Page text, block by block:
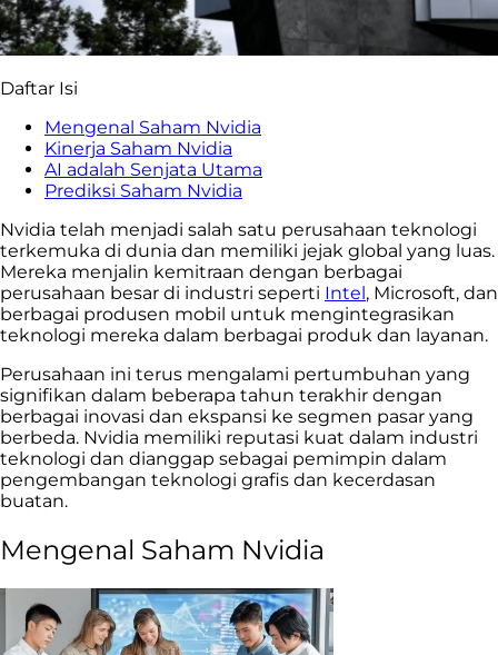
Daftar Isi
Mengenal Saham Nvidia
Kinerja Saham Nvidia
AI adalah Senjata Utama
Prediksi Saham Nvidia
Nvidia telah menjadi salah satu perusahaan teknologi
terkemuka di dunia dan memiliki jejak global yang luas.
Mereka menjalin kemitraan dengan berbagai
perusahaan besar di industri seperti Intel, Microsoft, dan
berbagai produsen mobil untuk mengintegrasikan
teknologi mereka dalam berbagai produk dan layanan.
Perusahaan ini terus mengalami pertumbuhan yang
signifikan dalam beberapa tahun terakhir dengan
berbagai inovasi dan ekspansi ke segmen pasar yang
berbeda. Nvidia memiliki reputasi kuat dalam industri
teknologi dan dianggap sebagai pemimpin dalam
pengembangan teknologi grafis dan kecerdasan
buatan.
Mengenal Saham Nvidia